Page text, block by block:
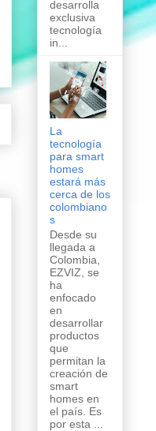
desarrolla
exclusiva
tecnología
in...
La
tecnología
para smart
homes
estará más
cerca de los
colombiano
s
Desde su
llegada a
Colombia,
EZVIZ, se
ha
enfocado
en
desarrollar
productos
que
permitan la
creación de
smart
homes en
el país. Es
por esta ...